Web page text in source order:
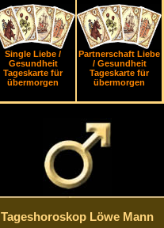
Single Liebe /
Gesundheit
Tageskarte für
übermorgen
Partnerschaft Liebe
/ Gesundheit
Tageskarte für
übermorgen
Tageshoroskop Löwe Mann